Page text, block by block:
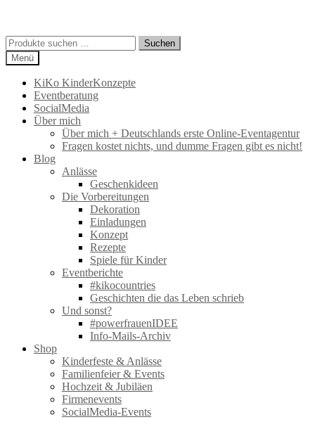
Suchen
nach:
Suchen
Menü
KiKo KinderKonzepte
Eventberatung
SocialMedia
Über mich
Über mich + Deutschlands erste Online-Eventagentur
Fragen kostet nichts, und dumme Fragen gibt es nicht!
Blog
Anlässe
Geschenkideen
Die Vorbereitungen
Dekoration
Einladungen
Konzept
Rezepte
Spiele für Kinder
Eventberichte
#kikocountries
Geschichten die das Leben schrieb
Und sonst?
#powerfrauenIDEE
Info-Mails-Archiv
Shop
Kinderfeste & Anlässe
Familienfeier & Events
Hochzeit & Jubiläen
Firmenevents
SocialMedia-Events